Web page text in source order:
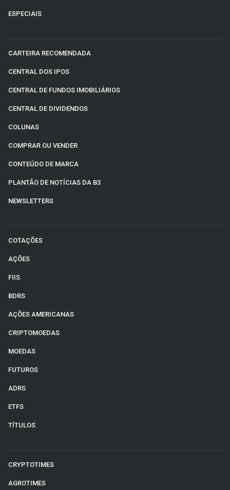
ESPECIAIS
CARTEIRA RECOMENDADA
CENTRAL DOS IPOS
CENTRAL DE FUNDOS IMOBILIÁRIOS
CENTRAL DE DIVIDENDOS
COLUNAS
COMPRAR OU VENDER
CONTEÚDO DE MARCA
PLANTÃO DE NOTÍCIAS DA B3
NEWSLETTERS
COTAÇÕES
AÇÕES
FIIS
BDRS
AÇÕES AMERICANAS
CRIPTOMOEDAS
MOEDAS
FUTUROS
ADRS
ETFS
TÍTULOS
CRYPTOTIMES
AGROTIMES